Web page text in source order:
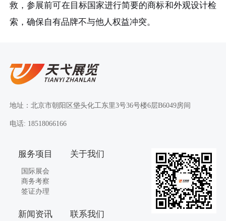
救，参展前可在目标国家进行简要的商标和外观设计检
索，确保自有品牌不与他人权益冲突。
地址：北京市朝阳区垡头化工东里3号36号楼6层B6049房间
电话: 18518066166
服务项目
国际展会
商务考察
签证办理
关于我们
新闻资讯 联系我们